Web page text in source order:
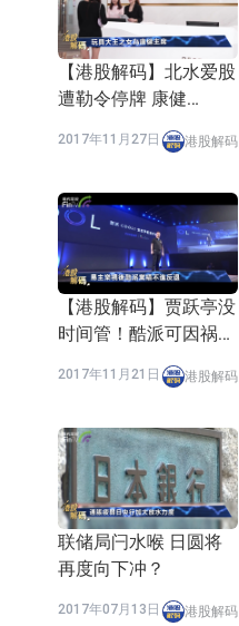
【港股解码】北水爱股
遭勒令停牌 康健
2017年11月27日 港股解码
【港股解码】贾跃亭没
时间管！酷派可因祸得
福成功翻身吗？
2017年11月21日 港股解码
联储局闩水喉 日圆将
再度向下冲？
2017年07月13日 港股解码